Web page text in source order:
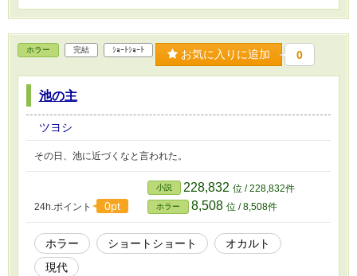
ホラー 完結 ｼｮｰﾄｼｮｰﾄ お気に入りに追加 0
池の主
ツヨシ
その日、池に近づくなと言われた。
24h.ポイント 0pt
小説 228,832 位 / 228,832件
ホラー 8,508 位 / 8,508件
ホラー ショートショート
オカルト
現代